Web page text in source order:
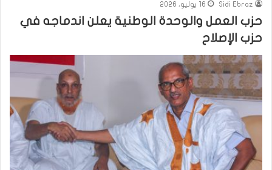
Sidi Ebraz 16 يوليو، 2026
حزب العمل والوحدة الوطنية يعلن اندماجه في
حزب الإصلاح